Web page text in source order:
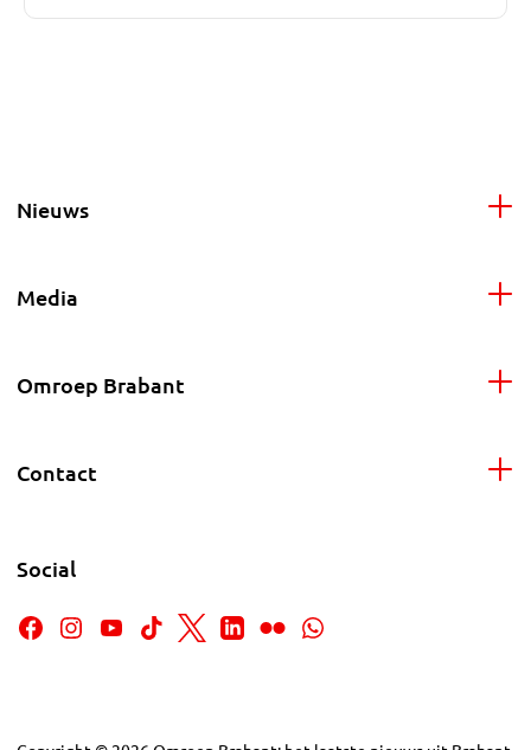
Nieuws
Media
Omroep Brabant
Contact
Social